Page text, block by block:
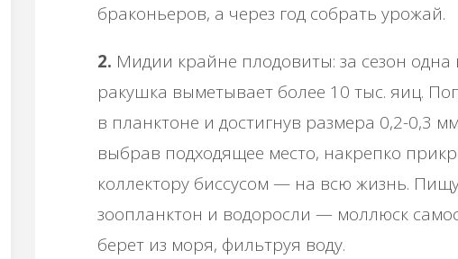
браконьеров, а через год собрать урожай.
2. Мидии крайне плодовиты: за сезон одна
ракушка выметывает более 10 тыс. яиц.
в планктоне и достигнув размера 0,2-0,3
выбрав подходящее место, накрепко
коллектору биссусом — на всю жизнь.
зоопланктон и водоросли — моллюск
берет из моря, фильтруя воду.